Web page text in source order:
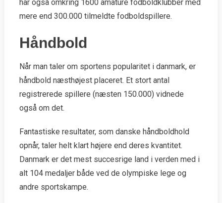
har også omkring 1600 amature fodboldklubber med
mere end 300.000 tilmeldte fodboldspillere.
Håndbold
Når man taler om sportens popularitet i danmark, er
håndbold næsthøjest placeret. Et stort antal
registrerede spillere (næsten 150.000) vidnede
også om det.
Fantastiske resultater, som danske håndboldhold
opnår, taler helt klart højere end deres kvantitet.
Danmark er det mest succesrige land i verden med i
alt 104 medaljer både ved de olympiske lege og
andre sportskampe.